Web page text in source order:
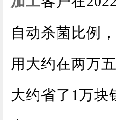
自动杀菌比例
用大约在两万
大约省了1万块